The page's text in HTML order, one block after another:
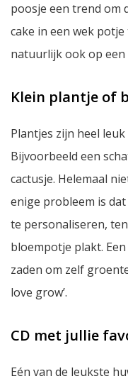
poosje een trend om
cake in een wek
natuurlijk ook op
Klein plantje of
Plantjes zijn heel
Bijvoorbeeld een
cactusje. Helemaal
enige probleem is
te personaliseren,
bloempotje plakt.
zaden om zelf
love grow’.
CD met jullie
Eén van de leukste